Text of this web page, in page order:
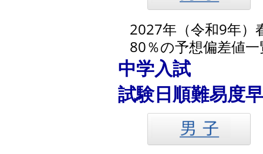
2027年（令和9年）
80％の予想偏差値
中学入試
試験日順難易度